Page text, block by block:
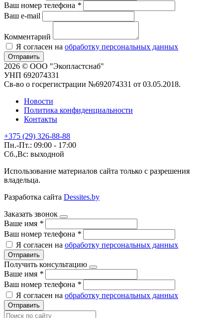
Ваш номер телефона *
Ваш e-mail
Комментарий
Я согласен на обработку персональных данных
Отправить
2026 © ООО "Экопластснаб"
УНП 692074331
Св-во о госрегистрации №692074331 от 03.05.2018.
Новости
Политика конфиденциальности
Контакты
+375 (29) 326-88-88
Пн.-Пт.: 09:00 - 17:00
Сб.,Вс: выходной
Использование материалов сайта только с разрешения
владельца.
Разработка сайта Dessites.by
Заказать звонок
Ваше имя *
Ваш номер телефона *
Я согласен на обработку персональных данных
Отправить
Получить консультацию
Ваше имя *
Ваш номер телефона *
Я согласен на обработку персональных данных
Отправить